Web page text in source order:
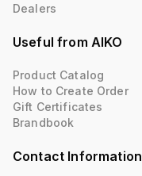
Dealers
Useful from AIKO
Product Catalog
How to Create Order
Gift Certificates
Brandbook
Contact Information